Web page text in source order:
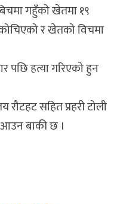
गहुँको खेतमा १९
र खेतको विचमा
पछि हत्या गरिएको हुन
रौटहट सहित प्रहरी टोली
बाकी छ ।